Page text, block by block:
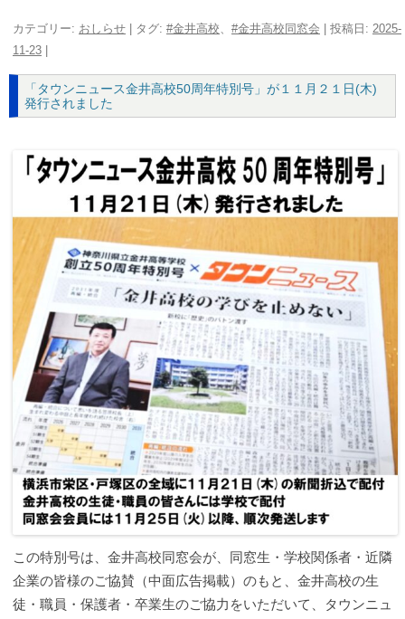
カテゴリー: おしらせ | タグ: #金井高校 #金井高校同窓会 | 投稿日: 2025-
11-23 |
「タウンニュース金井高校50周年特別号」が１１月２１日(木)
発行されました
この特別号は、金井高校同窓会が、同窓生・学校関係者・近隣
企業の皆様のご協賛（中面広告掲載）のもと、金井高校の生
徒・職員・保護者・卒業生のご協力をいただいて、タウンニュ